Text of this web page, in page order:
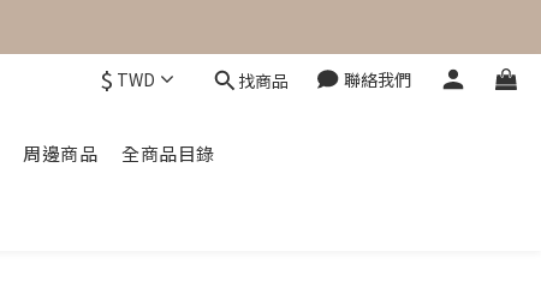
$ TWD 找商品 聯絡我們
周邊商品
全商品目錄